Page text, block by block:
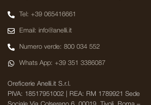
Tel: +39 065416661
Email: info@anelli.it
Numero verde: 800 034 552
Whats App: +39 351 3386087
Oreficerie Anelli.it S.r.l.
PIVA: 18517951002 | REA: RM 1789921 Sede